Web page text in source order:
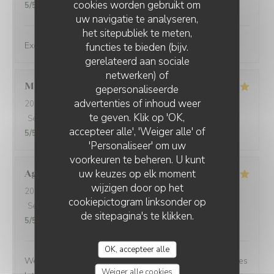
cookies worden gebruikt om
uw navigatie te analyseren,
het sitepubliek te meten,
functies te bieden (bijv.
gerelateerd aan sociale
netwerken) of
gepersonaliseerde
advertenties of inhoud weer
te geven. Klik op 'OK,
accepteer alle', 'Weiger alle' of
'Personaliseer' om uw
voorkeuren te beheren. U kunt
uw keuzes op elk moment
wijzigen door op het
cookiepictogram linksonder op
de sitepagina's te klikken.
OK, accepteer alle
5/5
Exceptional dishes. Flawless service. Recommended.
Marie
2026-08-04
- 12:30 - Gasten 2
Service
Atmosfeer: 5/5 Keuken: 5/5 Kwaliteit / Prijs
5/5
Agustina
2026-07-30
- 21:15 - Gasten 3
Service
/5 Atmosfeer:5/5 Keuken: 5/5 Kwaliteit / Prijs
5/5
We made a quick reservation and arrived only 15 minutes